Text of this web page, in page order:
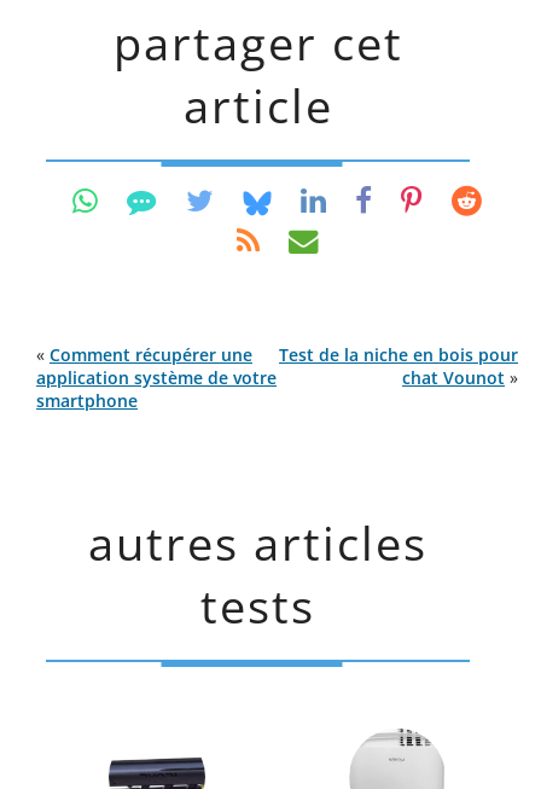
partager cet
article
« Comment récupérer une
application système de votre
smartphone
Test de la niche en bois pour
chat Vounot »
autres articles
tests